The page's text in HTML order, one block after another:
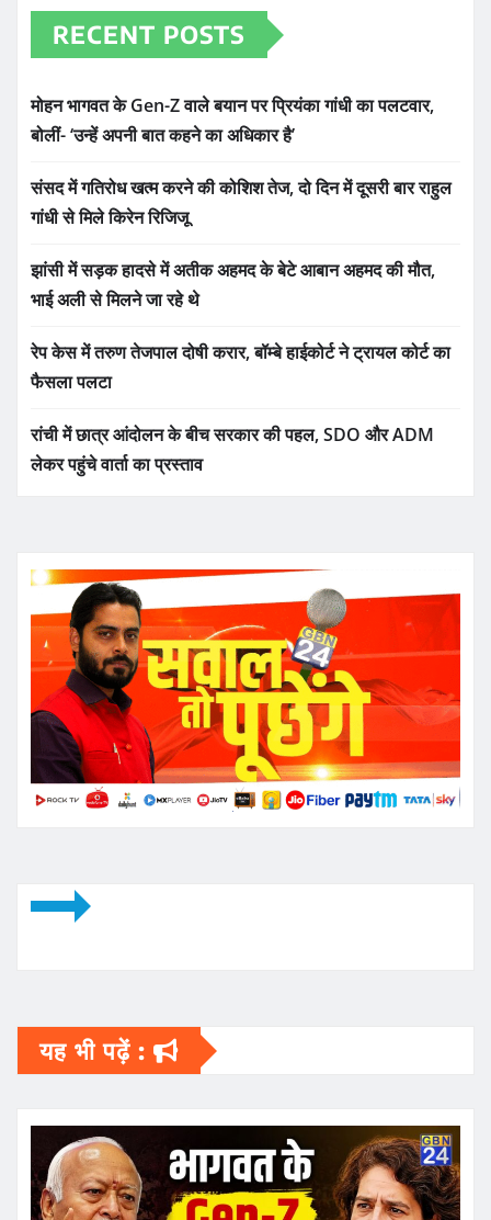
RECENT POSTS
मोहन भागवत के Gen-Z वाले बयान पर प्रियंका गांधी का पलटवार,
बोलीं- ‘उन्हें अपनी बात कहने का अधिकार है’
संसद में गतिरोध खत्म करने की कोशिश तेज, दो दिन में दूसरी बार राहुल
गांधी से मिले किरेन रिजिजू
झांसी में सड़क हादसे में अतीक अहमद के बेटे आबान अहमद की मौत,
भाई अली से मिलने जा रहे थे
रेप केस में तरुण तेजपाल दोषी करार, बॉम्बे हाईकोर्ट ने ट्रायल कोर्ट का
फैसला पलटा
रांची में छात्र आंदोलन के बीच सरकार की पहल, SDO और ADM
लेकर पहुंचे वार्ता का प्रस्ताव
यह भी पढ़ें :